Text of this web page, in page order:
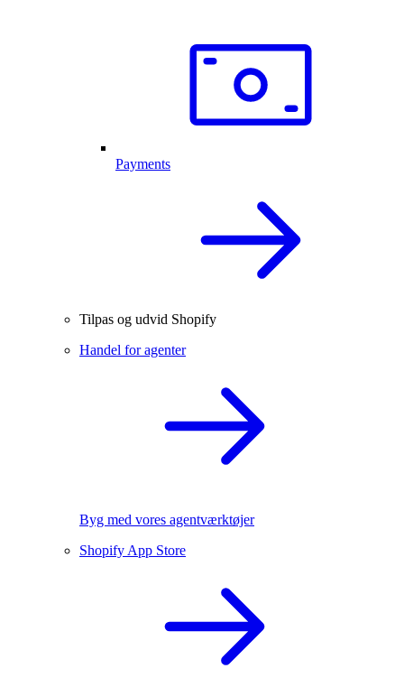
Payments
Tilpas og udvid Shopify
Handel for agenter
Byg med vores agentværktøjer
Shopify App Store